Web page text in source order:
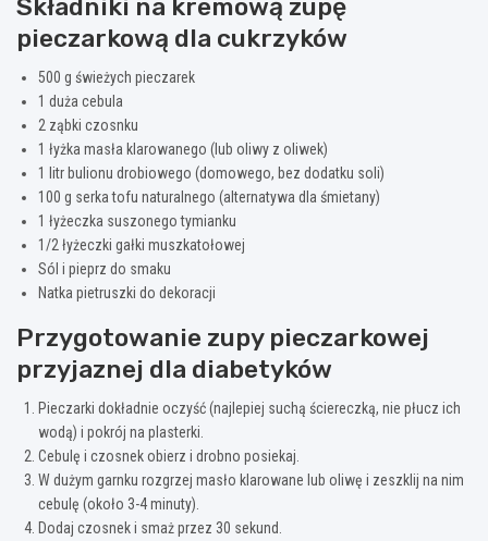
Składniki na kremową zupę
pieczarkową dla cukrzyków
500 g świeżych pieczarek
1 duża cebula
2 ząbki czosnku
1 łyżka masła klarowanego (lub oliwy z oliwek)
1 litr bulionu drobiowego (domowego, bez dodatku soli)
100 g serka tofu naturalnego (alternatywa dla śmietany)
1 łyżeczka suszonego tymianku
1/2 łyżeczki gałki muszkatołowej
Sól i pieprz do smaku
Natka pietruszki do dekoracji
Przygotowanie zupy pieczarkowej
przyjaznej dla diabetyków
Pieczarki dokładnie oczyść (najlepiej suchą ściereczką, nie płucz ich
wodą) i pokrój na plasterki.
Cebulę i czosnek obierz i drobno posiekaj.
W dużym garnku rozgrzej masło klarowane lub oliwę i zeszklij na nim
cebulę (około 3-4 minuty).
Dodaj czosnek i smaż przez 30 sekund.